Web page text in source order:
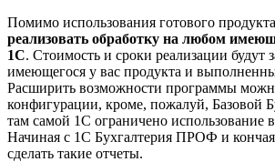
Помимо использования готового
реализовать обработку на любом
1С. Стоимость и сроки реализации будут
имеющегося у вас продукта и
Расширить возможности программы
конфигурации, кроме, пожалуй, Базовой
там самой 1С ограничено использование
Начиная с 1С Бухгалтерия ПРОФ и
сделать такие отчеты.